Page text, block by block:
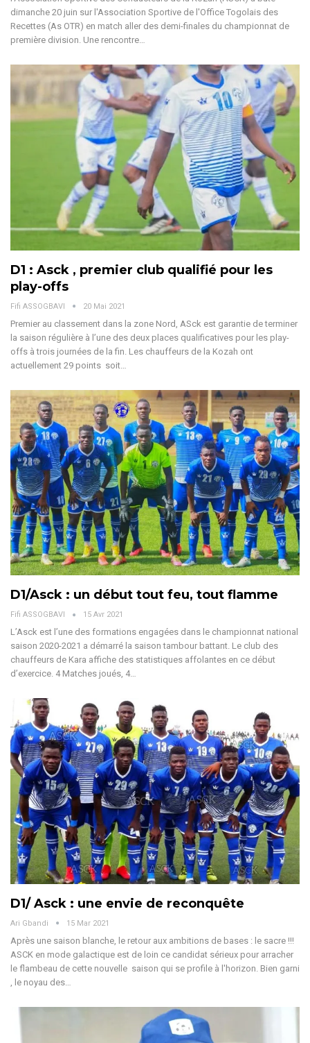
dimanche 20 juin sur l'Association Sportive de l'Office Togolais des
Recettes (As OTR) en match aller des demi-finales du championnat de
première division. Une rencontre…
D1 : Asck , premier club qualifié pour les
play-offs
Fifi ASSOGBAVI 20 Mai 2021
Premier au classement dans la zone Nord, ASck est garantie de terminer
la saison régulière à l’une des deux places qualificatives pour les play-
offs à trois journées de la fin. Les chauffeurs de la Kozah ont
actuellement 29 points soit…
D1/Asck : un début tout feu, tout flamme
Fifi ASSOGBAVI 15 Avr 2021
L’Asck est l’une des formations engagées dans le championnat national
saison 2020-2021 a démarré la saison tambour battant. Le club des
chauffeurs de Kara affiche des statistiques affolantes en ce début
d’exercice. 4 Matches joués, 4…
D1/ Asck : une envie de reconquête
Ari Gbandi 15 Mar 2021
Après une saison blanche, le retour aux ambitions de bases : le sacre !!!
ASCK en mode galactique est de loin ce candidat sérieux pour arracher
le flambeau de cette nouvelle saison qui se profile à l'horizon. Bien garni
, le noyau des…